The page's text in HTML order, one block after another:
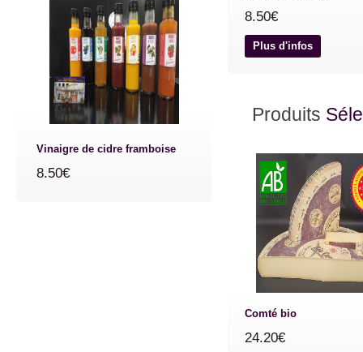
8.50€
Plus d'infos
Produits
Comté bio
24.20€
Vinaigre de cidre framboise
8.50€